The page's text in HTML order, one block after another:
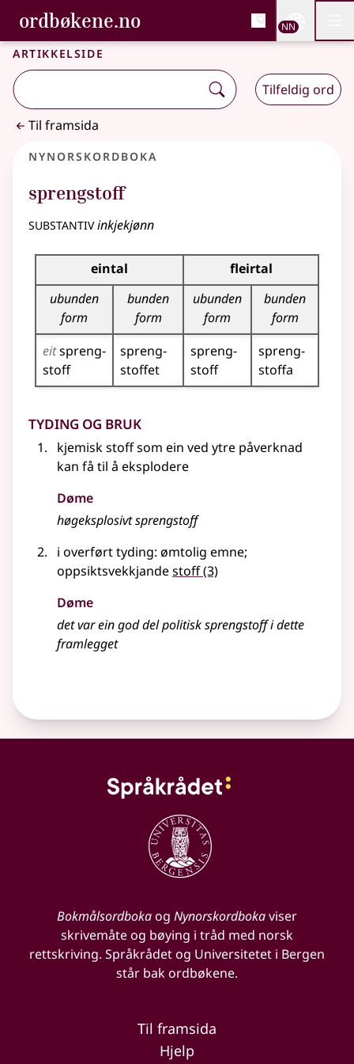
Gå til hovudinnhald
Tilgjenge
ordbøkene.no, Bokmålsordboka og
Bokmålsordboka og Nynorskordboka
NN
Artikkelside
Tilfeldig ord
Til framsida
Nynorskordboka
sprengstoff
substantivinkjekjønn
Bøyningstabell for dette substantivet
eintal
fleirtal
ubunden
form
bunden
form
ubunden
form
bunden
form
eitspreng­
stoff
spreng­
stoffet
spreng­
stoff
spreng­
stoffa
Tyding og bruk
kjemisk stoff som ein ved ytre påverknad
kan få til å eksplodere
Døme
høgeksplosivt sprengstoff
i overført tyding: ømtolig emne;
oppsiktsvekkjandestoff(3)
Døme
det var ein god del politisk sprengstoff i dette
framlegget
Bokmålsordbokaog Nynorskordbokaviser
skrivemåte og bøying i tråd med norsk
rettskriving. Språkrådet og Universitetet i Bergen
står bak ordbøkene.
Til framsida
Hjelp